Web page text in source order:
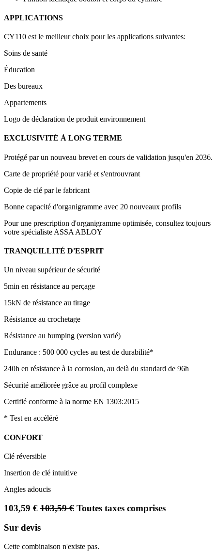
APPLICATIONS
CY110 est le meilleur choix pour les applications suivantes:
Soins de santé
Éducation
Des bureaux
Appartements
Logo de déclaration de produit environnement
EXCLUSIVITÉ À LONG TERME
Protégé par un nouveau brevet en cours de validation jusqu'en 2036.
Carte de propriété pour varié et s'entrouvrant
Copie de clé par le fabricant
Bonne capacité d'organigramme avec 20 nouveaux profils
Pour une prescription d'organigramme optimisée, consultez toujours
votre spécialiste ASSA ABLOY
TRANQUILLITÉ D'ESPRIT
Un niveau supérieur de sécurité
5min en résistance au perçage
15kN de résistance au tirage
Résistance au crochetage
Résistance au bumping (version varié)
Endurance : 500 000 cycles au test de durabilité*
240h en résistance à la corrosion, au delà du standard de 96h
Sécurité améliorée grâce au profil complexe
Certifié conforme à la norme EN 1303:2015
* Test en accéléré
CONFORT
Clé réversible
Insertion de clé intuitive
Angles adoucis
103,59 € 103,59€ Toutes taxes comprises
Sur devis
Cette combinaison n'existe pas.